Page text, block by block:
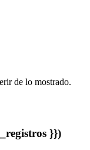
de lo mostrado.
}})